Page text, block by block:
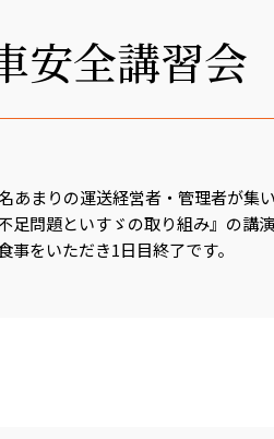
安全講習会
あまりの運送経営者・管理者が集
足問題といすゞの取り組み』の講
事をいただき1日目終了です。